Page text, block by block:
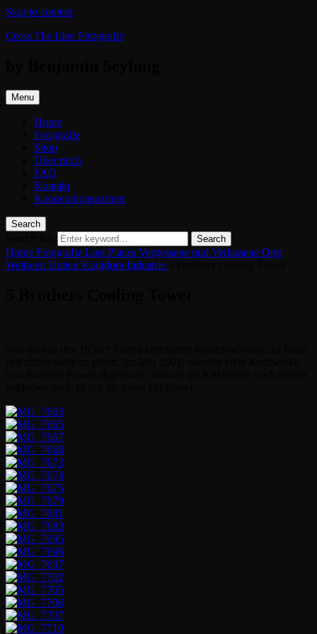
Skip to content
Cross The Line Fotografie
Menu
Home
Fotografie
Shop
Über mich
FAQ
Kontakt
Kooperationspartner
Search
Search
Home Fotografie Lost Places Vergessene und Verlassene Orte
Weltweit United Kingdom Industrie